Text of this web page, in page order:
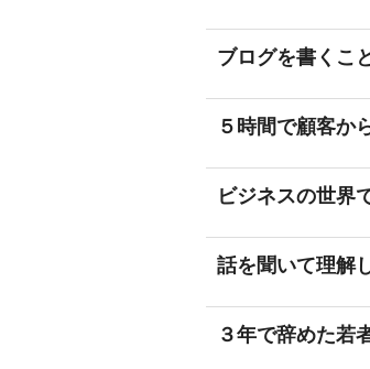
ブログを書くこ
５時間で顧客か
ビジネスの世界
話を聞いて理解
３年で辞めた若